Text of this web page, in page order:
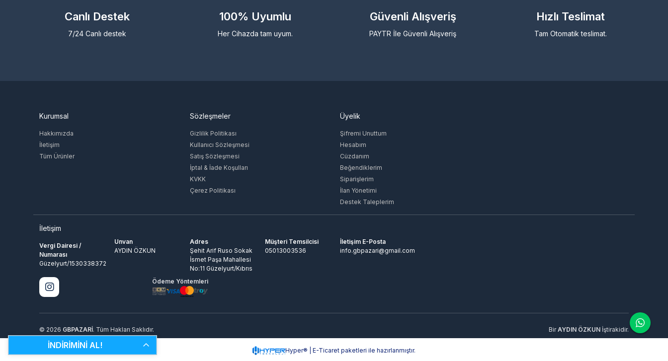
İNDİRİMİNİ AL!
Canlı Destek
7/24 Canlı destek
100% Uyumlu
Her Cihazda tam uyum.
Güvenli Alışveriş
PAYTR İle Güvenli Alışveriş
Hızlı Teslimat
Tam Otomatik teslimat.
Kurumsal
Hakkımızda
İletişim
Tüm Ürünler
Sözleşmeler
Gizlilik Politikası
Kullanıcı Sözleşmesi
Satış Sözleşmesi
İptal & İade Koşulları
KVKK
Çerez Politikası
Üyelik
Şifremi Unuttum
Hesabım
Cüzdanım
Beğendiklerim
Siparişlerim
İlan Yönetimi
Destek Taleplerim
İletişim
Vergi Dairesi /
Numarası
Güzelyurt/1530338372
Unvan
AYDIN ÖZKUN
Adres
Şehit Arif Ruso Sokak
İsmet Paşa Mahallesi
No:11 Güzelyurt/Kıbrıs
Müşteri Temsilcisi
05013003536
İletişim E-Posta
info.gbpazari@gmail.com
Ödeme Yöntemleri
© 2026 GBPAZARİ. Tüm Hakları Saklıdır. BirAYDIN ÖZKUNİştirakidir.
Hyper® | E-Ticaret paketleri ile hazırlanmıştır.